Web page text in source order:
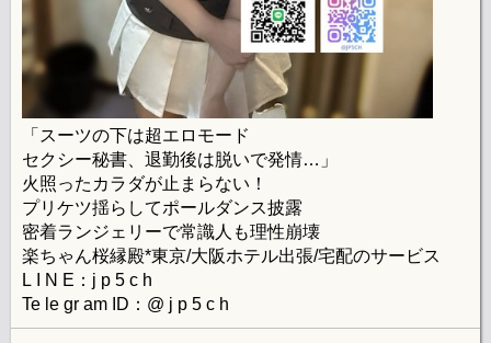
「スーツの下は超エロモード
セクシー秘書、退勤後は脱いで発情…」
火照ったカラダが止まらない！
プリケツ揺らしてポールダンス披露
密着ランジェリーで常識人も理性崩壊
楽ちゃん桜縁殿*東京/大阪ホテル出張/宅配のサービス
L I N E：j p 5 c h
Te le gr am ID：@ j p 5 c h